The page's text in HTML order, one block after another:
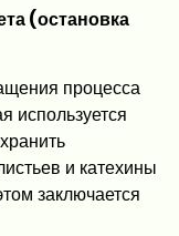
(остановка
процесса
используется
и катехины
заключается